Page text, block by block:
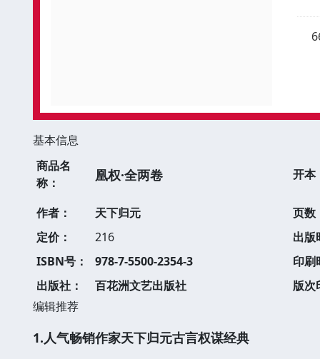
基本信息
商品名
称：
凰权·全两卷 开本
作者： 天下归元
页数
定价：
216
出版
ISBN号：
978-7-5500-2354-3
印刷
出版社：
百花洲文艺出版社
版次
编辑推荐
1.人气畅销作家天下归元古言权谋经典